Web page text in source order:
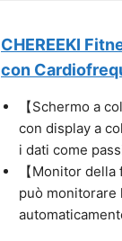
CHEREEKI
con
【Schermo a
con display a
i dati come
【Monitor
può monitorare